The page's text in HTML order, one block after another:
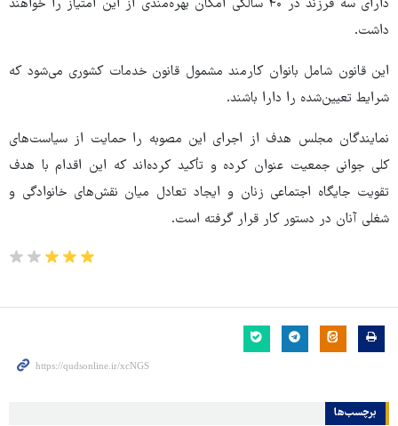
دارای سه فرزند در ۴۰ سالگی امکان بهره‌مندی از این امتیاز را خواهند
داشت.
این قانون شامل بانوان کارمند مشمول قانون خدمات کشوری می‌شود که
شرایط تعیین‌شده را دارا باشند.
نمایندگان مجلس هدف از اجرای این مصوبه را حمایت از سیاست‌های
کلی جوانی جمعیت عنوان کرده و تأکید کرده‌اند که این اقدام با هدف
تقویت جایگاه اجتماعی زنان و ایجاد تعادل میان نقش‌های خانوادگی و
شغلی آنان در دستور کار قرار گرفته است.
برچسب‌ها